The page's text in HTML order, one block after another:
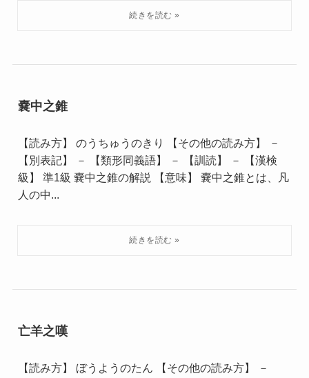
嚢中之錐
【読み方】 のうちゅうのきり 【その他の読み方】 －
【別表記】 － 【類形同義語】 － 【訓読】 － 【漢検
級】 準1級 嚢中之錐の解説 【意味】 嚢中之錐とは、凡
人の中...
亡羊之嘆
【読み方】 ぼうようのたん 【その他の読み方】 －